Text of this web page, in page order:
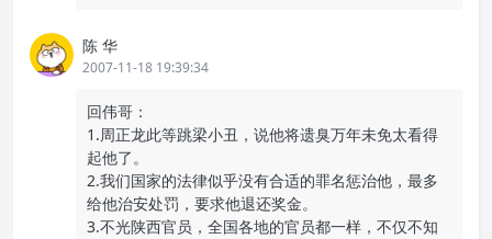
陈 华
2007-11-18 19:39:34
回伟哥：
1.周正龙此等跳梁小丑，说他将遗臭万年未免太看得
起他了。
2.我们国家的法律似乎没有合适的罪名惩治他，最多
给他治安处罚，要求他退还奖金。
3.不光陕西官员，全国各地的官员都一样，不仅不知